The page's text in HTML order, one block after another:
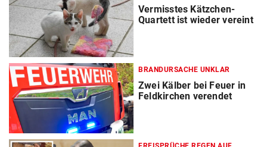
Vermisstes Kätzchen-
Quartett ist wieder vereint
BRANDURSACHE UNKLAR
Zwei Kälber bei Feuer in
Feldkirchen verendet